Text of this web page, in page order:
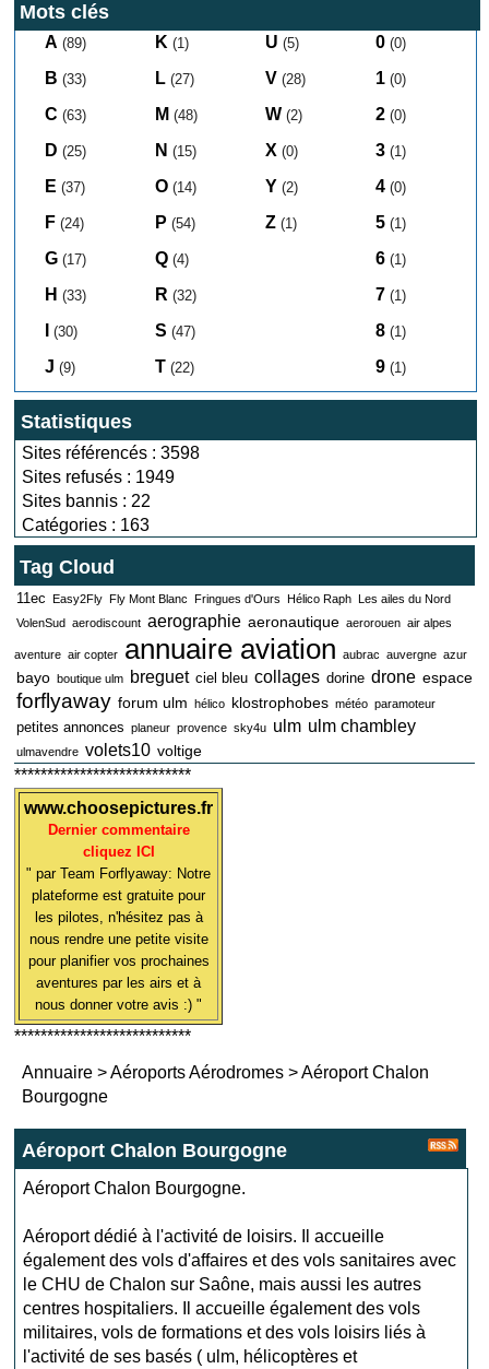
Mots clés
A (89)
B (33)
C (63)
D (25)
E (37)
F (24)
G (17)
H (33)
(30)
J (9)
K (1)
L (27)
M (48)
N (15)
O (14)
P (54)
Q (4)
R (32)
S (47)
T (22)
U (5)
V (28)
W (2)
X (0)
Y (2)
Z (1)
0 (0)
1 (0)
2 (0)
3 (1)
4 (0)
5 (1)
6 (1)
7 (1)
8 (1)
9 (1)
Statistiques
Sites référencés : 3598
Sites refusés : 1949
Sites bannis : 22
Catégories : 163
Tag Cloud
11ec Easy2Fly Fly Mont Blanc Fringues d'Ours Hélico Raph Les ailes du Nord
VolenSud aerodiscount aerographie aeronautique aerorouen air alpes
aventure air copter annuaire aviation aubrac auvergne azur
bayo boutique ulm breguet ciel bleu collages dorine drone espace
forflyaway forum ulm hélico klostrophobes météo paramoteur
petites annonces planeur provence sky4u ulm ulm chambley
ulmavendre volets10 voltige
***************************
www.choosepictures.fr
Dernier commentaire
cliquez ICI
" par Team Forflyaway: Notre
plateforme est gratuite pour
les pilotes, n'hésitez pas à
nous rendre une petite visite
pour planifier vos prochaines
aventures par les airs et à
nous donner votre avis :) "
***************************
Annuaire >Aéroports Aérodromes >Aéroport Chalon
Bourgogne
Aéroport Chalon Bourgogne
Aéroport Chalon Bourgogne.
Aéroport dédié à l'activité de loisirs. Il accueille
également des vols d'affaires et des vols sanitaires avec
le CHU de Chalon sur Saône, mais aussi les autres
centres hospitaliers. Il accueille également des vols
militaires, vols de formations et des vols loisirs liés à
l'activité de ses basés ( ulm, hélicoptères et